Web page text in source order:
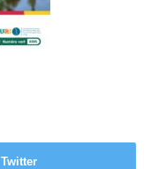
Twitter